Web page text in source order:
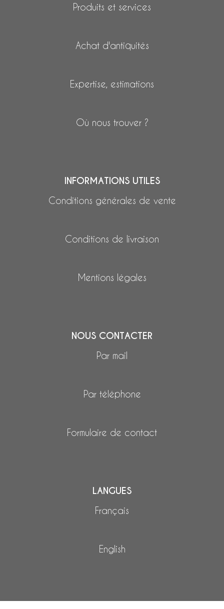
Produits et services
Achat d'antiquités
Expertise, estimations
Où nous trouver ?
INFORMATIONS UTILES
Conditions générales de vente
Conditions de livraison
Mentions légales
NOUS CONTACTER
Par mail
Par téléphone
Formulaire de contact
LANGUES
Français
English